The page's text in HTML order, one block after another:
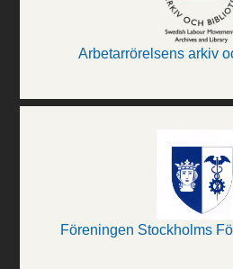
Arbetarrörelsens arkiv
Föreningen Stockholms